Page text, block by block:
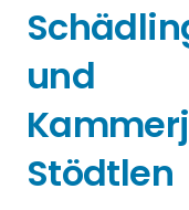
und
Stödtlen